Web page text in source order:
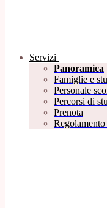
Servizi
Panoramica
Famiglie e
Personale
Percorsi di
Prenota